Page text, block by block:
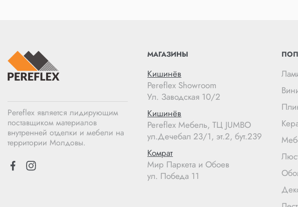
Pereflex является лидирующим
поставщиком материалов
внутренней отделки и мебели на
территории Молдовы.
МАГАЗИНЫ
Кишинёв
Pereflex Showroom
Ул. Заводская 10/2
Кишинёв
Pereflex Мебель, ТЦ JUMBO
ул.Дечебал 23/1, эт.2, бут.239
Комрат
Мир Паркета и Обоев
ул. Победа 11